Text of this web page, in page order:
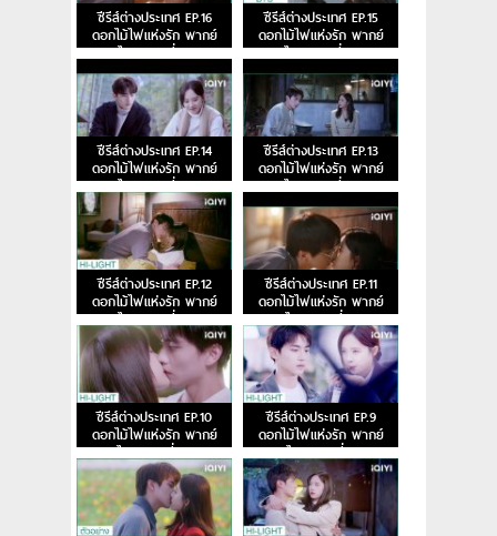
ซีรีส์ต่างประเทศ EP.16
ดอกไม้ไฟแห่งรัก พากย์
ไทย ตอนที่ 16
ซีรีส์ต่างประเทศ EP.15
ดอกไม้ไฟแห่งรัก พากย์
ไทย ตอนที่ 15
ซีรีส์ต่างประเทศ EP.14
ดอกไม้ไฟแห่งรัก พากย์
ไทย ตอนที่ 14
ซีรีส์ต่างประเทศ EP.13
ดอกไม้ไฟแห่งรัก พากย์
ไทย ตอนที่ 13
ซีรีส์ต่างประเทศ EP.12
ดอกไม้ไฟแห่งรัก พากย์
ไทย ตอนที่ 12
ซีรีส์ต่างประเทศ EP.11
ดอกไม้ไฟแห่งรัก พากย์
ไทย ตอนที่ 11
ซีรีส์ต่างประเทศ EP.10
ดอกไม้ไฟแห่งรัก พากย์
ไทย ตอนที่ 10
ซีรีส์ต่างประเทศ EP.9
ดอกไม้ไฟแห่งรัก พากย์
ไทย ตอนที่ 9